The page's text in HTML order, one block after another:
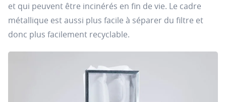
et qui peuvent être incinérés en fin de vie. Le cadre
métallique est aussi plus facile à séparer du filtre et
donc plus facilement recyclable.